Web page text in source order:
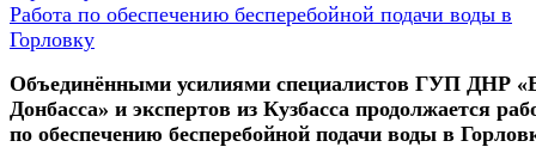
Работа по обеспечению бесперебойной подачи воды в
Горловку
Объединёнными усилиями специалистов ГУП ДНР
Донбасса» и экспертов из Кузбасса продолжается
по обеспечению бесперебойной подачи воды в